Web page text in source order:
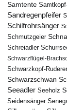
Samtente
Sandregenpfeifer
Schilfrohrsänger
Schmutzgeier
Schreiadler
Schwarzflügel-
Schwarzkopf-
Schwarzschwan
Seeadler Seeholz
Seidensänger